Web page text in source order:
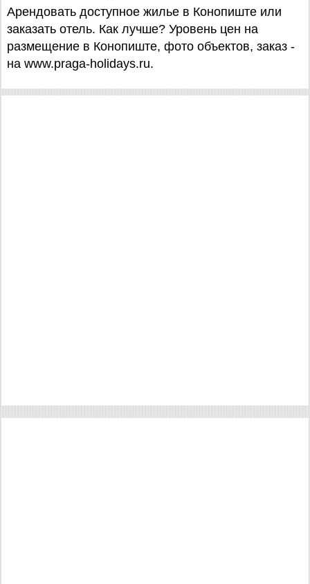
Арендовать доступное жилье в Конопиште или
заказать отель. Как лучше? Уровень цен на
размещение в Конопиште, фото объектов, заказ -
на www.praga-holidays.ru.